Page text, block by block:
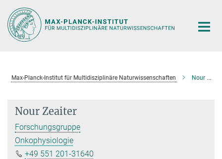
Hauptinhalt
Max-Planck-Institut für Multidisziplinäre Naturwissenschaften Nour Zeaiter
Nour Zeaiter
Forschungsgruppe
Onkophysiologie
+49 551 201-31640